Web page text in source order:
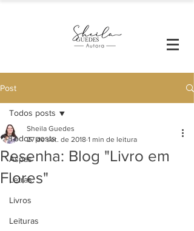
Post
Todos posts
Aspas
Letras
Livros
Leituras
Todos posts
Resenha: Blog "Livro em
Flores"
Sheila Guedes
27 de set. de 2018 1 min de leitura